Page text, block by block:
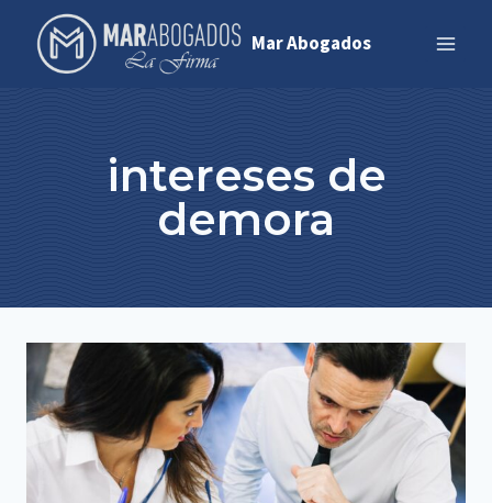
contenido
Mar Abogados
intereses de
demora